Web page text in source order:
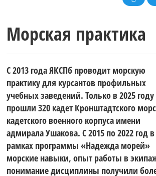
Морская практика
С 2013 года ЯКСПб проводит морскую
практику для курсантов профильных
учебных заведений. Только в 2025 году
прошли 320 кадет Кронштадтского
кадетского военного корпуса имени
адмирала Ушакова. С 2015 по 2022 год в
рамках программы «Надежда морей»
морские навыки, опыт работы в
понимание дисциплины получили